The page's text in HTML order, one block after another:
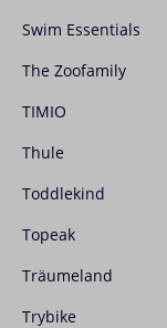
Swim Essentials
The Zoofamily
TIMIO
Thule
Toddlekind
Topeak
Träumeland
Trybike